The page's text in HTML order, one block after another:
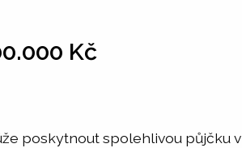
Kč
poskytnout spolehlivou půjčku